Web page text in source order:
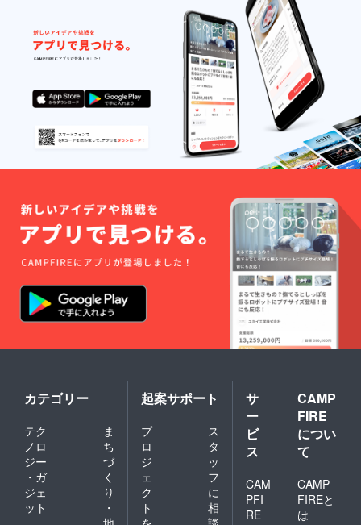
カテゴリー
テク
ノロ
ジー
・ガ
ジェ
ット
ま
ち
づ
く
り
・
起案サポート
プ
ロ
ジ
ェ
ク
ト
ス
タ
ッ
フ
に
相
サ
ー
ビ
ス
CAM
PFI
RE
CAMP
FIRE
につい
て
CAMP
FIREと
は